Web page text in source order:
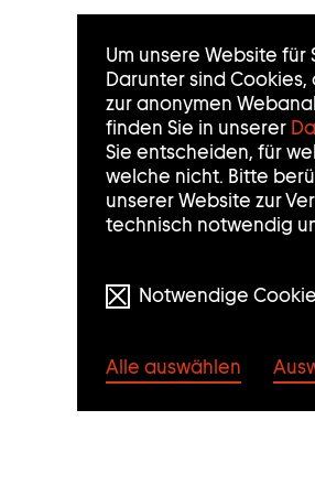
N
F
O
M
A
T
Um unsere Website
Darunter sind
zur anonymen
finden Sie in unserer
Sie entscheiden, für
welche nicht. Bitte
unserer Website zur
technisch notwendig
Notwendige
Alle auswählen